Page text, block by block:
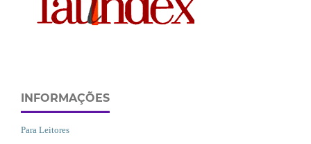
INFORMAÇÕES
Para Leitores